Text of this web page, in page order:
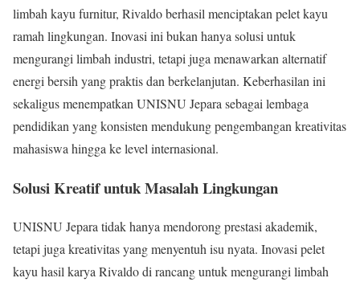
limbah kayu furnitur, Rivaldo berhasil menciptakan pelet kayu
ramah lingkungan. Inovasi ini bukan hanya solusi untuk
mengurangi limbah industri, tetapi juga menawarkan alternatif
energi bersih yang praktis dan berkelanjutan. Keberhasilan ini
sekaligus menempatkan UNISNU Jepara sebagai lembaga
pendidikan yang konsisten mendukung pengembangan kreativitas
mahasiswa hingga ke level internasional.
Solusi Kreatif untuk Masalah Lingkungan
UNISNU Jepara tidak hanya mendorong prestasi akademik,
tetapi juga kreativitas yang menyentuh isu nyata. Inovasi pelet
kayu hasil karya Rivaldo di rancang untuk mengurangi limbah